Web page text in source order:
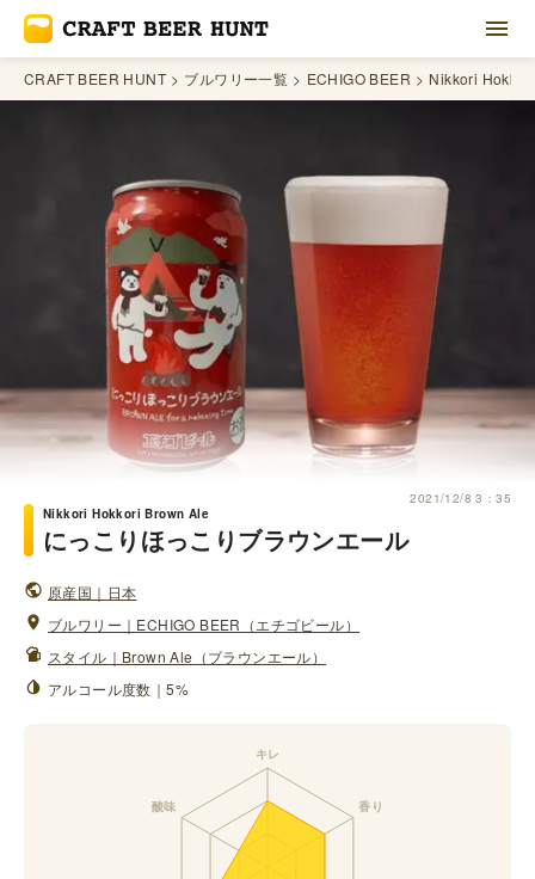
CRAFT BEER HUNT ブルワリー一覧 ECHIGO BEER Nikkori
2021/12/8 3：35
Nikkori Hokkori Brown Ale
にっこりほっこりブラウンエール
原産国｜日本
ブルワリー｜ECHIGO BEER（エチゴビール）
スタイル｜Brown Ale（ブラウンエール）
アルコール度数｜5%